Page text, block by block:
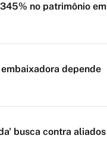
no patrimônio em
depende
busca contra aliados